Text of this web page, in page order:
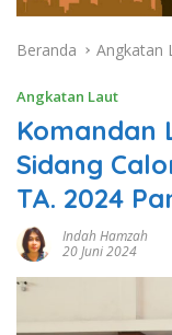
Beranda Angkatan
Angkatan Laut
Komandan
Sidang
TA. 2024
Indah Hamzah
20 Juni 2024